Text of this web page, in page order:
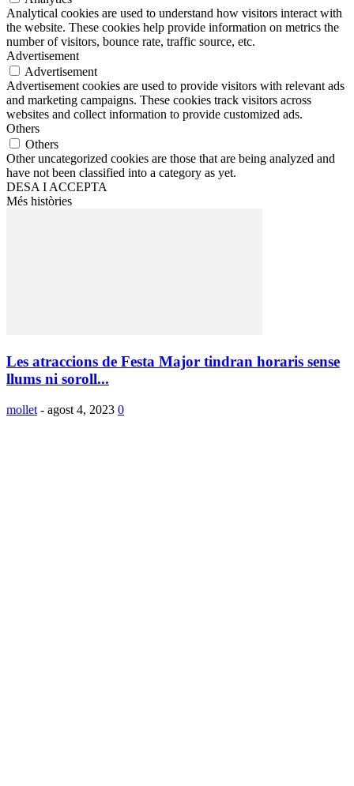
Analytical cookies are used to understand how visitors interact with
the website. These cookies help provide information on metrics the
number of visitors, bounce rate, traffic source, etc.
Advertisement
Advertisement
Advertisement cookies are used to provide visitors with relevant ads
and marketing campaigns. These cookies track visitors across
websites and collect information to provide customized ads.
Others
Others
Other uncategorized cookies are those that are being analyzed and
have not been classified into a category as yet.
DESA I ACCEPTA
Més històries
Les atraccions de Festa Major tindran horaris sense
llums ni soroll...
mollet - agost 4, 2023 0